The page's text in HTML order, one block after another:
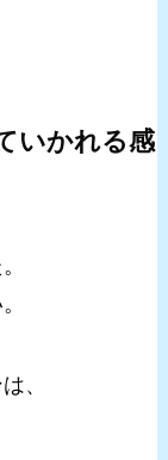
いかれる感
、